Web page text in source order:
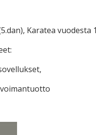
Karatea vuodesta